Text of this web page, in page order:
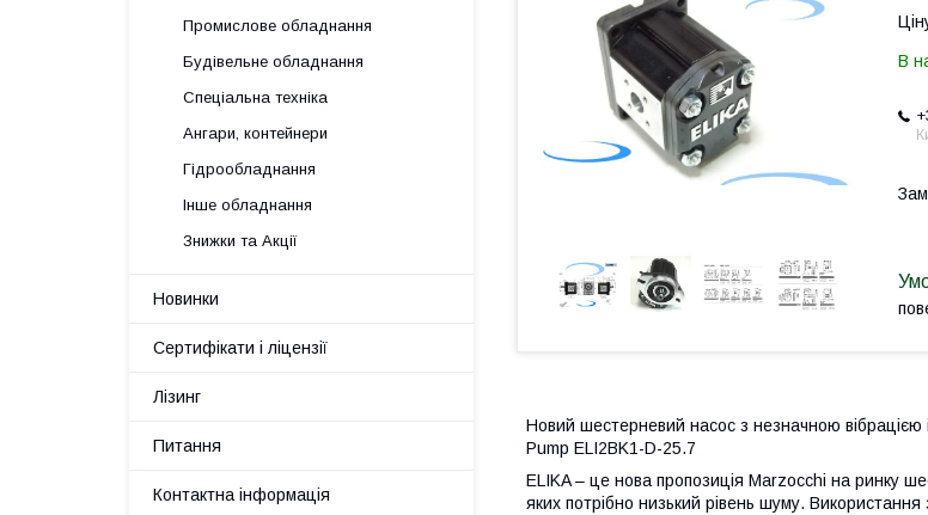
В
Новий шестерневий насос з незначною вібрацією
Pump ELI2BK1-D-25.7
ELIKA – це нова пропозиція Marzocchi на ринку
яких потрібно низький рівень шуму.
Промислове обладнання
Будівельне обладнання
Спеціальна техніка
Ангари, контейнери
Гідрообладнання
Інше обладнання
Знижки та Акції
Новинки
Сертифікати і ліцензії
Лізинг
Питання
Контактна інформація